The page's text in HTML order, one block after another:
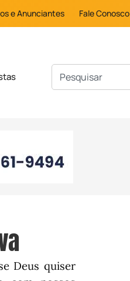
e Anunciantes Fale Conosco
Deus quiser